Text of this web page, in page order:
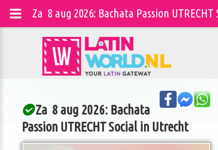
Za 8 aug 2026: Bachata
Passion UTRECHT Social in Utrecht
Za 8 aug 2026: Bachata Passion